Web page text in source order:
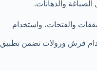
والدهانات.
والفتحات، واستخدام
فرش ورولات تضمن تطبيق